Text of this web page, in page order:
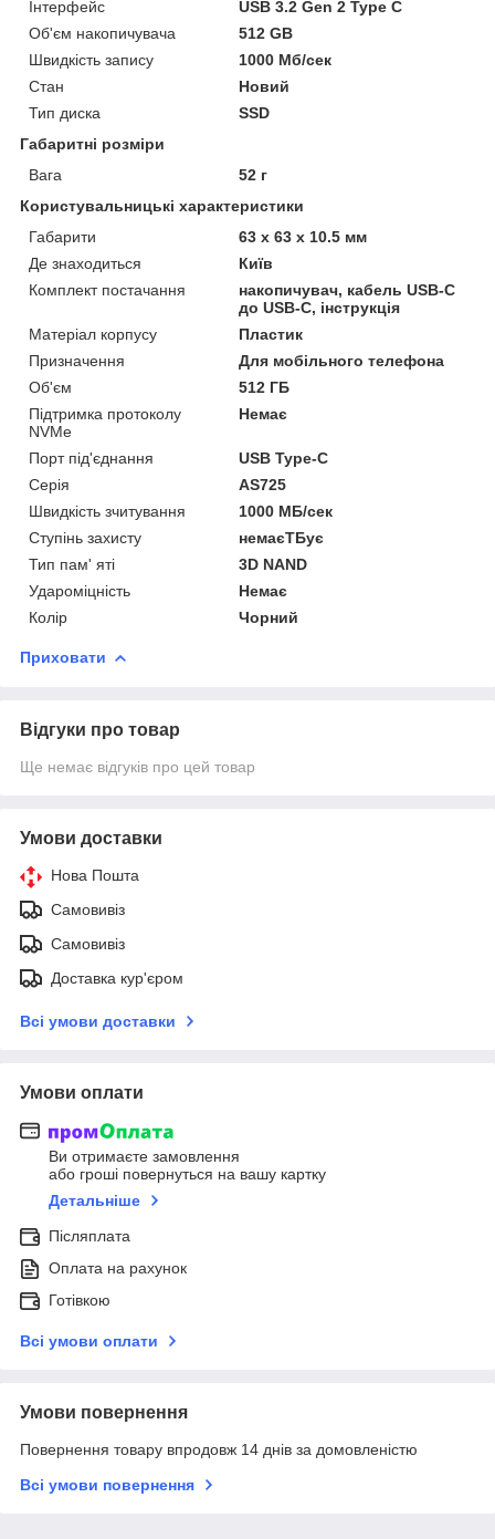
Інтерфейс
USB 3.2 Gen 2 Type C
Об'єм накопичувача
512 GB
Швидкість запису
1000 Мб/сек
Стан
Новий
Тип диска
SSD
Габаритні розміри
Вага
52 г
Користувальницькі характеристики
Габарити
63 х 63 х 10.5 мм
Де знаходиться
Київ
Комплект постачання
накопичувач, кабель USB-С
до USB-С, інструкція
Матеріал корпусу
Пластик
Призначення
Для мобільного телефона
Об'єм
512 ГБ
Підтримка протоколу
NVMe
Немає
Порт під'єднання
USB Type-C
Серія
AS725
Швидкість зчитування
1000 МБ/сек
Ступінь захисту
немаєТБує
Тип пам' яті
3D NAND
Удароміцність
Немає
Колір
Чорний
Приховати
Відгуки про товар
Ще немає відгуків про цей товар
Умови доставки
Нова Пошта
Самовивіз
Самовивіз
Доставка кур'єром
Всі умови доставки
Умови оплати
Ви отримаєте замовлення
або гроші повернуться на вашу картку
Детальніше
Післяплата
Оплата на рахунок
Готівкою
Всі умови оплати
Умови повернення
Повернення товару впродовж 14 днів за домовленістю
Всі умови повернення